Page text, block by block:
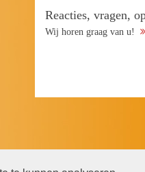
Reacties, vragen,
Wij horen graag van u!